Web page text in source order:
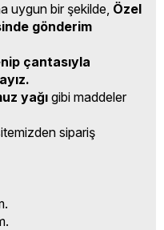
uygun bir şekilde, Özel
gönderim
çantasıyla
yağı gibi maddeler
sipariş